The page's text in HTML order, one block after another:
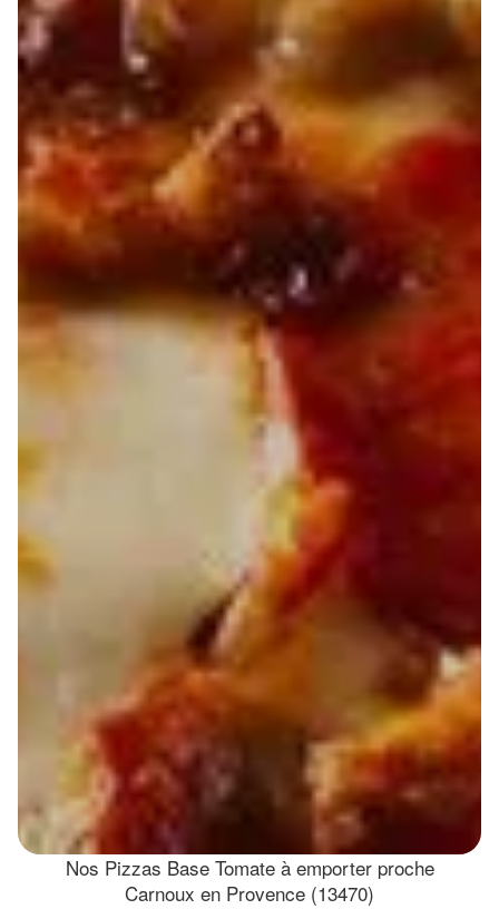
Nos Pizzas Base Tomate à emporter proche
Carnoux en Provence (13470)